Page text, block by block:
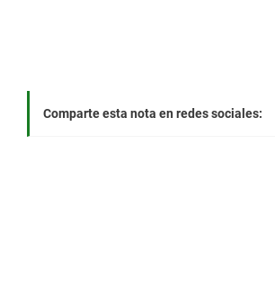
Comparte esta nota en redes sociales: